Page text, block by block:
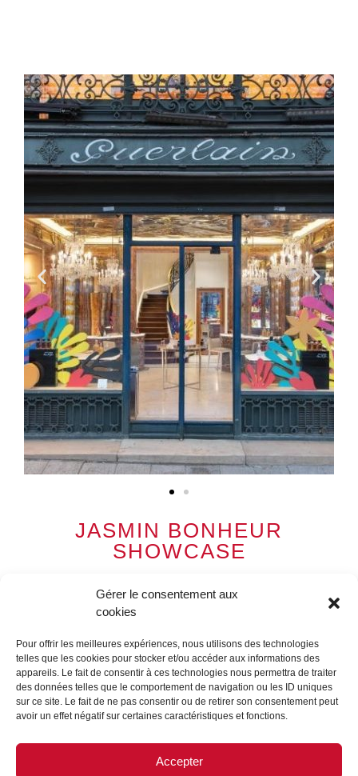
Gérer le consentement aux
cookies
Pour offrir les meilleures expériences, nous utilisons des technologies
telles que les cookies pour stocker et/ou accéder aux informations des
appareils. Le fait de consentir à ces technologies nous permettra de traiter
des données telles que le comportement de navigation ou les ID uniques
sur ce site. Le fait de ne pas consentir ou de retirer son consentement peut
avoir un effet négatif sur certaines caractéristiques et fonctions.
Accepter
JASMIN BONHEUR
SHOWCASE
For his collaboration with Maison Matisse, founded and
enlisted FORMES & SCULPTURES to create
showcases around the world with the motif inspired by
the 1950 painting « Les mille et une nuits ».
A painter of happiness by essence, a sublime master of
20th century. The teams of FORMES ET